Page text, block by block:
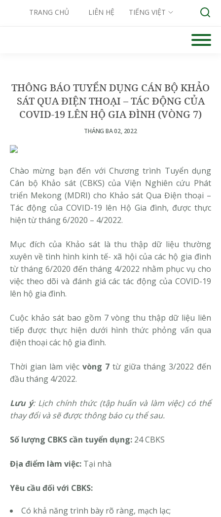
TRANG CHỦ LIÊN HỆ TIẾNG VIỆT
THÔNG BÁO TUYỂN DỤNG CÁN BỘ KHẢO
SÁT QUA ĐIỆN THOẠI – TÁC ĐỘNG CỦA
COVID-19 LÊN HỘ GIA ĐÌNH (VÒNG 7)
THÁNG BA 02, 2022
Chào mừng bạn đến với Chương trình Tuyển dụng
Cán bộ Khảo sát (CBKS) của Viện Nghiên cứu Phát
triển Mekong (MDRI) cho Khảo sát Qua Điện thoại –
Tác động của COVID-19 lên Hộ Gia đình, được thực
hiện từ tháng 6/2020 – 4/2022.
Mục đích của Khảo sát là thu thập dữ liệu thường
xuyên về tình hình kinh tế- xã hội của các hộ gia đình
từ tháng 6/2020 đến tháng 4/2022 nhằm phục vụ cho
việc theo dõi và đánh giá các tác động của COVID-19
lên hộ gia đình.
Cuộc khảo sát bao gồm 7 vòng thu thập dữ liệu liên
tiếp được thực hiện dưới hình thức phỏng vấn qua
điện thoại các hộ gia đình.
Thời gian làm việc vòng 7 từ giữa tháng 3/2022 đến
đầu tháng 4/2022.
Lưu ý: Lịch chính thức (tập huấn và làm việc) có thể
thay đổi và sẽ được thông báo cụ thể sau.
Số lượng CBKS cần tuyển dụng: 24 CBKS
Địa điểm làm việc: Tại nhà
Yêu cầu đối với CBKS:
Có khả năng trình bày rõ ràng, mạch lạc;